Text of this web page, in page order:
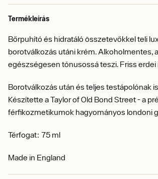
Termékleírás
Bőrpuhító és hidratáló összetevőkkel teli
borotválkozás utáni krém. Alkoholmentes,
egészségesen tónusossá teszi. Friss erdei
Borotválkozás után és teljes testápolónak
Készítette a Taylor of Old Bond Street - a
férfikozmetikumok hagyományos londoni
Térfogat: 75 ml
Made in England